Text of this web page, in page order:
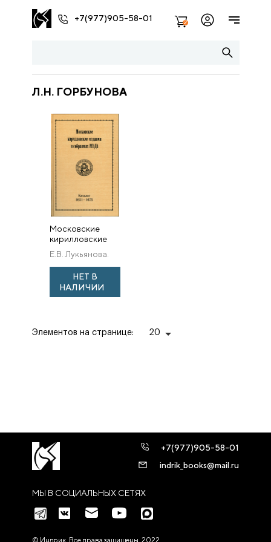
+7(977)905-58-01 2
Л.Н. ГОРБУНОВА
Московские
кирилловские
издания в
собраниях
РГАДА. Каталог.
Выпуск 3. 1651–
1675 / Сост.
Е.В. Лукьянова.
НЕТ В
НАЛИЧИИ
Элементов на странице: 20
МЫ В СОЦИАЛЬНЫХ СЕТЯХ
+7(977)905-58-01
indrik_books@mail.ru
© Индрик. Все права защищены, 2022